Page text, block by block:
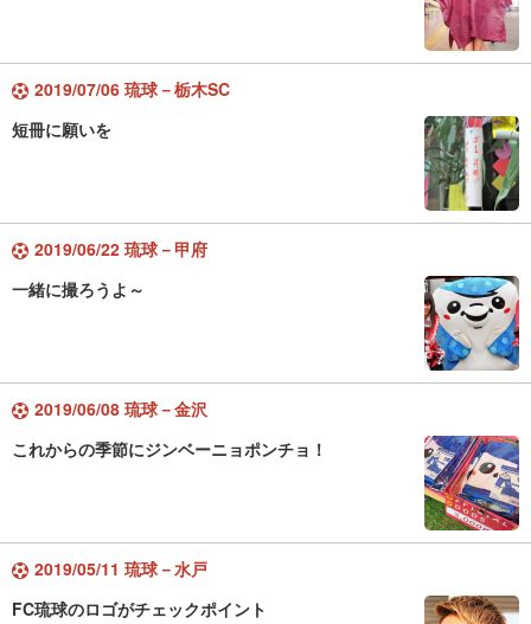
2019/07/06 琉球－栃木SC
短冊に願いを
2019/06/22 琉球－甲府
一緒に撮ろうよ～
2019/06/08 琉球－金沢
これからの季節にジンベーニョポンチョ！
2019/05/11 琉球－水戸
FC琉球のロゴがチェックポイント